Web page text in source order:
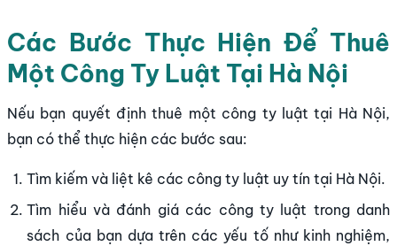
Các Bước Thực Hiện Để Thuê
Một Công Ty Luật Tại Hà Nội
Nếu bạn quyết định thuê một công ty luật tại Hà Nội,
bạn có thể thực hiện các bước sau:
Tìm kiếm và liệt kê các công ty luật uy tín tại Hà Nội.
Tìm hiểu và đánh giá các công ty luật trong danh
sách của bạn dựa trên các yếu tố như kinh nghiệm,